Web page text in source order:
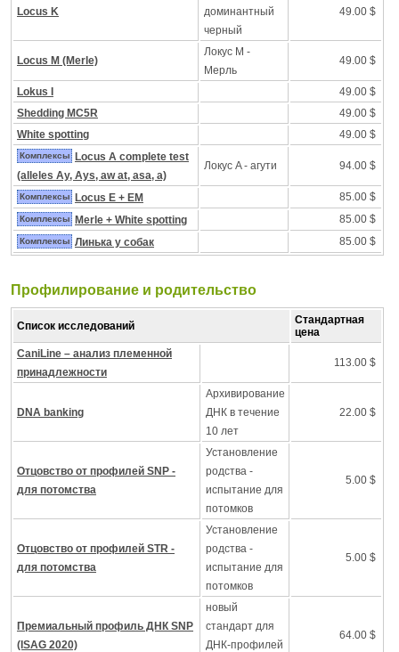
Locus K
доминантный
черный
49.00 $
Locus M (Merle)
Локус M -
Mерль
49.00 $
Lokus I
49.00 $
Shedding MC5R
49.00 $
White spotting
49.00 $
Комплексы
Locus A complete test
(alleles Ay, Ays, aw at, asa, a)
Локус A - агути 94.00 $
Комплексы Locus E + EM 85.00 $
Комплексы Merle + White spotting 85.00 $
Комплексы Линька у собак 85.00 $
Профилирование и pодительство
Список исследований
Стандартная
цена
CaniLine – анализ племенной
принадлежности
113.00 $
DNA banking
Архивирование
ДНК в течение
10 лет
22.00 $
Отцовство от профилей SNP -
для потомства
Установление
родства -
испытание для
потомков
5.00 $
Отцовство от профилей STR -
для потомства
Установление
родства -
испытание для
потомков
5.00 $
Премиальный профиль ДНК SNP
(ISAG 2020)
новый
стандарт для
ДНК-профилей
64.00 $